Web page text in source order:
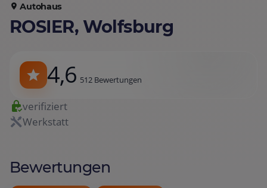
Autohaus
ROSIER, Wolfsburg
4,6 512 Bewertungen
verifiziert
Werkstatt
Bewertungen